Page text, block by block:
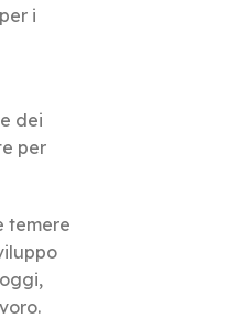
i
dei
per
temere